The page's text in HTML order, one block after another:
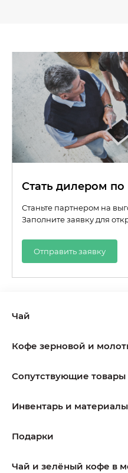
Стать дилером
Станьте партнером на
Заполните заявку для
Отправить заявку
Чай
Кофе зерновой и
Сопутствующие товары
Инвентарь и материалы
Подарки
Чай и зелёный кофе в